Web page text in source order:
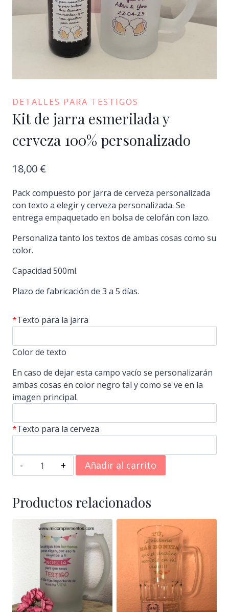
DETALLES PARA TESTIGOS
Kit de jarra esmerilada y
cerveza 100% personalizado
18,00 €
Pack compuesto por jarra de cerveza personalizada
con texto a elegir y cerveza personalizada. Se
entrega empaquetado en bolsa de celofán con lazo.
Personaliza tanto los textos de ambas cosas como su
color.
Capacidad 500ml.
Plazo de fabricación de 3 a 5 días.
*Texto para la jarra
Color de texto
En caso de dejar esta campo vacío se personalizarán
ambas cosas en color negro tal y como se ve en la
imagen principal.
*Texto para la cerveza
Kit
de
esmerilada
y
cerveza
100%
personalizado
cantidad
Añadir al carrito
Productos relacionados